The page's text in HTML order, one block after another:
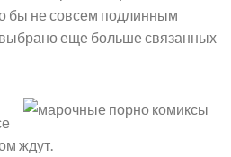
бы не совсем подлинным
еще больше связанных
ждут.